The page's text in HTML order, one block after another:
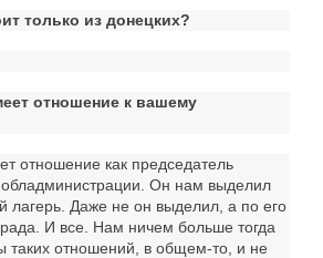
только из донецких?
отношение к вашему
отношение как председатель
обладминистрации. Он нам выделил
лагерь. Даже не он выделил, а по его
И все. Нам ничем больше тогда
таких отношений, в общем-то, и не